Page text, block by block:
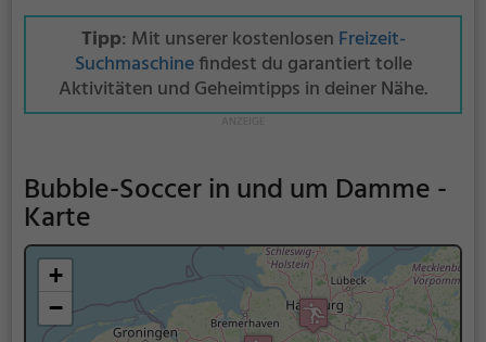
Tipp: Mit unserer kostenlosen Freizeit-
Suchmaschinefindest du garantiert tolle
Aktivitäten und Geheimtipps in deiner Nähe.
Bubble-Soccer in und um Damme -
Karte
+
−